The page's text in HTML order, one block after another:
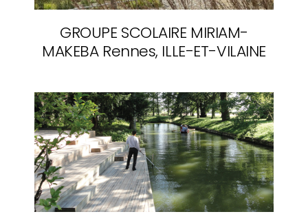
GROUPE SCOLAIRE MIRIAM-
MAKEBA Rennes, ILLE-ET-VILAINE